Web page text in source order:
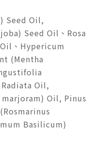
Seed Oil,
Seed Oil、Rosa
、Hypericum
(Mentha
Oil,
Oil, Pinus
Basilicum)